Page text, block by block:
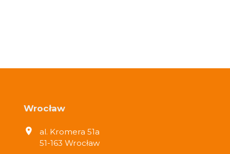
Wrocław
al. Kromera 51a
51-163 Wrocław